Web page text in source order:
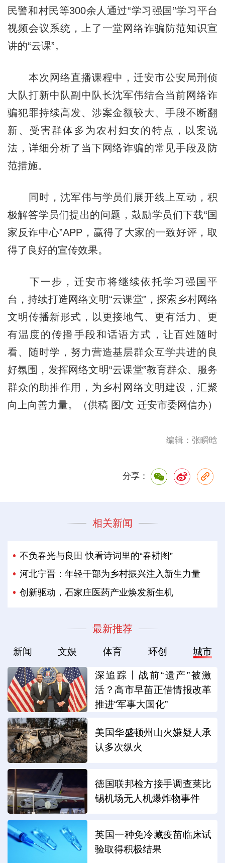
民警和村民等300余人通过“学习强国”学习平台
视频会议系统，上了一堂网络诈骗防范知识宣
讲的“云课”。
本次网络直播课程中，迁安市公安局刑侦
大队打新中队副中队长沈军伟结合当前网络诈
骗犯罪持续高发、涉案金额较大、手段不断翻
新、受害群体多为农村妇女的特点，以案说
法，详细分析了当下网络诈骗的常见手段及防
范措施。
同时，沈军伟与学员们展开线上互动，积
极解答学员们提出的问题，鼓励学员们下载“国
家反诈中心”APP，赢得了大家的一致好评，取
得了良好的宣传效果。
下一步，迁安市将继续依托学习强国平
台，持续打造网络文明“云课堂”，探索乡村网络
文明传播新形式，以更接地气、更有活力、更
有温度的传播手段和话语方式，让百姓随时
看、随时学，努力营造基层群众互学共进的良
好氛围，发挥网络文明“云课堂”教育群众、服务
群众的助推作用，为乡村网络文明建设，汇聚
向上向善力量。（供稿 图/文 迁安市委网信办）
编辑：张瞬晗
分享：
相关新闻
不负春光与良田 快看诗词里的“春耕图”
河北宁晋：年轻干部为乡村振兴注入新生力量
创新驱动，石家庄医药产业焕发新生机
最新推荐
新闻 文娱 体育 环创 城市
深追踪丨战前“遗产”被激
活？高市早苗正借情报改革
推进“军事大国化”
美国华盛顿州山火嫌疑人承
认多次纵火
德国联邦检方接手调查莱比
锡机场无人机爆炸物事件
英国一种免冷藏疫苗临床试
验取得积极结果